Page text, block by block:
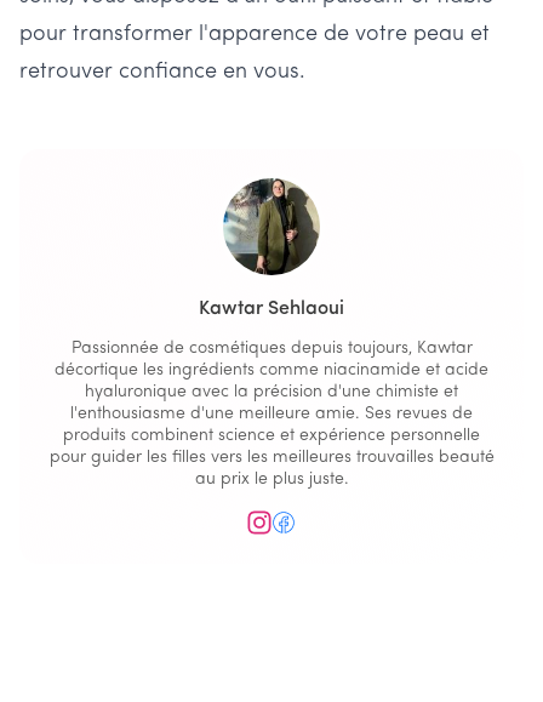
pour transformer l'apparence de votre peau et
retrouver confiance en vous.
Kawtar Sehlaoui
Passionnée de cosmétiques depuis toujours, Kawtar
décortique les ingrédients comme niacinamide et acide
hyaluronique avec la précision d'une chimiste et
l'enthousiasme d'une meilleure amie. Ses revues de
produits combinent science et expérience personnelle
pour guider les filles vers les meilleures trouvailles beauté
au prix le plus juste.